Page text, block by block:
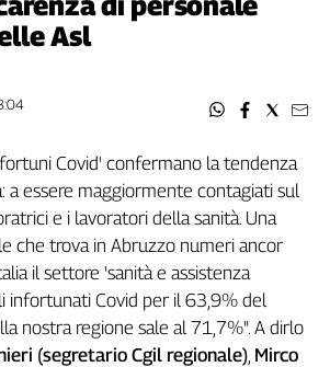
Asl
Covid' confermano la tendenza
a essere maggiormente contagiati sul
e i lavoratori della sanità. Una
che trova in Abruzzo numeri ancor
il settore 'sanità e assistenza
infortunati Covid per il 63,9% del
nostra regione sale al 71,7%". A dirlo
(segretario Cgil regionale), Mirco